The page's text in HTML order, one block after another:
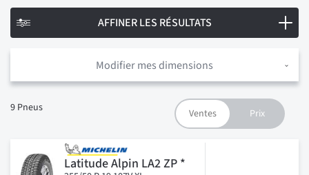
Modifier mes dimensions
9 Pneus
Latitude Alpin LA2 ZP *
AFFINER LES RÉSULTATS